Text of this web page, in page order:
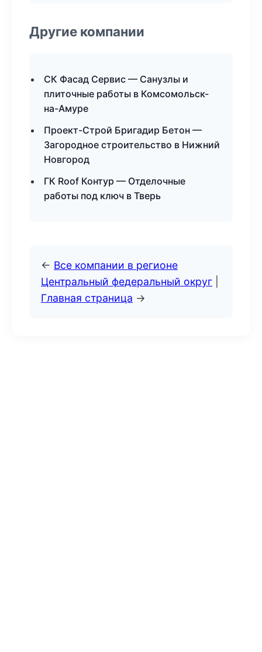
Другие компании
СК Фасад Сервис — Санузлы и
плиточные работы в Комсомольск-
на-Амуре
Проект-Строй Бригадир Бетон —
Загородное строительство в Нижний
Новгород
ГК Roof Контур — Отделочные
работы под ключ в Тверь
← Все компании в регионе
Центральный федеральный округ
Главная страница →